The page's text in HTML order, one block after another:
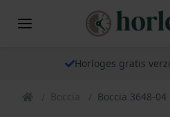
Horloges gratis
Boccia Boccia 3648-